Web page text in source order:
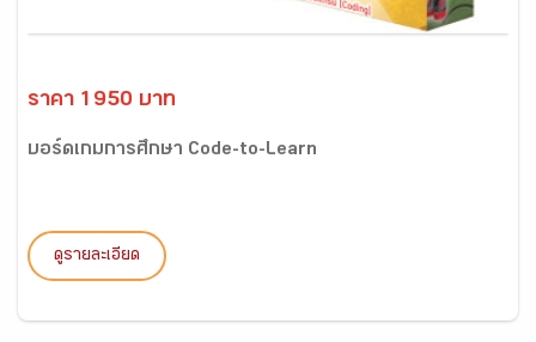
ราคา 1950 บาท
บอร์ดเกมการศึกษา Code-to-Learn
ดูรายละเอียด